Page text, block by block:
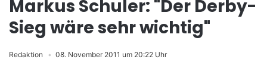
Markus Schuler: "Der Derby-
Sieg wäre sehr wichtig"
Redaktion 08. November 2011 um 20:22 Uhr